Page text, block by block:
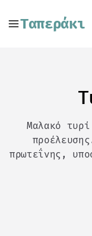
Ταπεράκι
Μαλακό
πρωτεΐνης,